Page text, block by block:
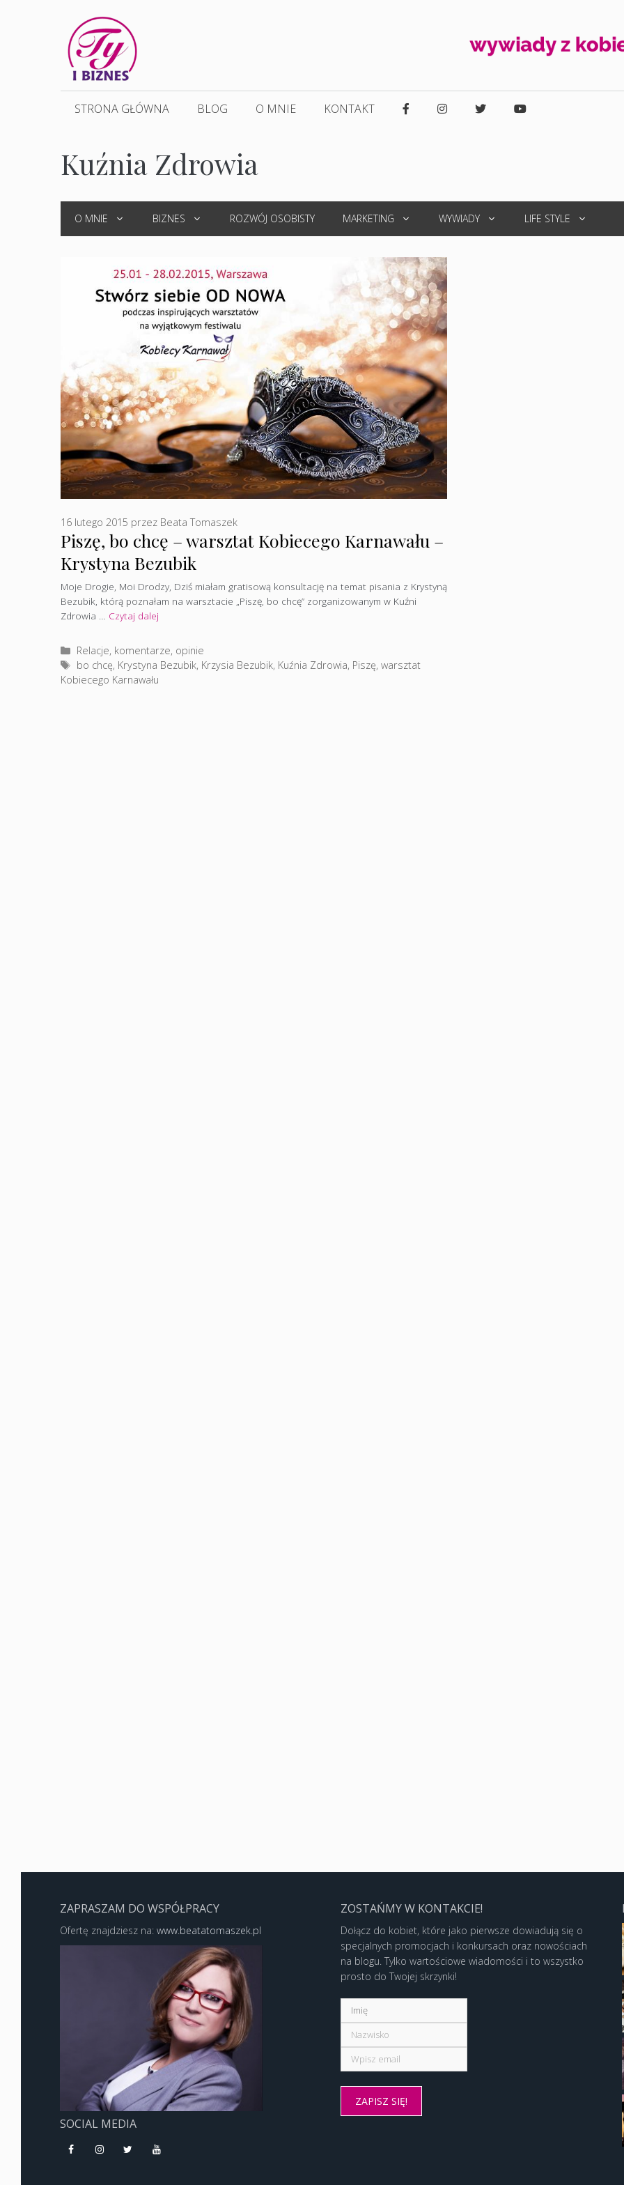
STRONA GŁÓWNA BLOG O MNIE KONTAKT
Kuźnia Zdrowia
O MNIE BIZNES ROZWÓJ OSOBISTY MARKETING WYWIADY LIFE STYLE
Piszę, bo chcę – warsztat Kobiecego Karnawału –
Krystyna Bezubik
16 lutego 2015 przez Beata Tomaszek
Moje Drogie, Moi Drodzy, Dziś miałam gratisową konsultację na temat pisania z Krystyną
Bezubik, którą poznałam na warsztacie „Piszę, bo chcę” zorganizowanym w Kuźni
Zdrowia … Czytaj dalej
Kategorie
Relacje, komentarze, opinie
Tagi
bo chcę, Krystyna Bezubik, Krzysia Bezubik, Kuźnia Zdrowia, Piszę,warsztat
Kobiecego Karnawału
ZAPRASZAM DO WSPÓŁPRACY
Ofertę znajdziesz na: www.beatatomaszek.pl
SOCIAL MEDIA
ZOSTAŃMY W KONTAKCIE!
Dołącz do kobiet, które jako pierwsze dowiadują się o
specjalnych promocjach i konkursach oraz nowościach
na blogu. Tylko wartościowe wiadomości i to wszystko
prosto do Twojej skrzynki!